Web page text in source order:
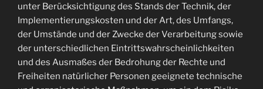
unter Berücksichtigung des Stands der Technik, der
Implementierungskosten und der Art, des Umfangs,
der Umstände und der Zwecke der Verarbeitung sowie
der unterschiedlichen Eintrittswahrscheinlichkeiten
und des Ausmaßes der Bedrohung der Rechte und
Freiheiten natürlicher Personen geeignete technische